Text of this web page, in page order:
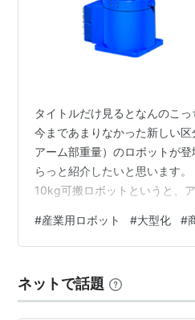
タイトルだけ見るとなんのこっ
今まであまりなかった新しい区
アーム部重量）のロボットが
らっと紹介したいと思います
10kg可搬ロボットというと、
トのラインナップの大きめのロ
で、アーム重量を抑えた（
対応機種） - ファナックの産
ジに記載のLR Mate/10-11Aで
#産業用ロボット #大型化 #
ネットで話題